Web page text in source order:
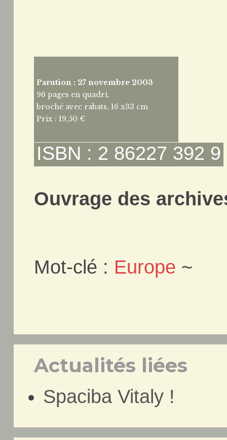
Parution : 27 novembre 2003
96 pages en quadri,
broché avec rabats, 16 x33 cm
Prix : 19,50 €
ISBN : 2 86227 392 9
Ouvrage des
Mot-clé : Europe ~
Actualités liées
Spaciba Vitaly !